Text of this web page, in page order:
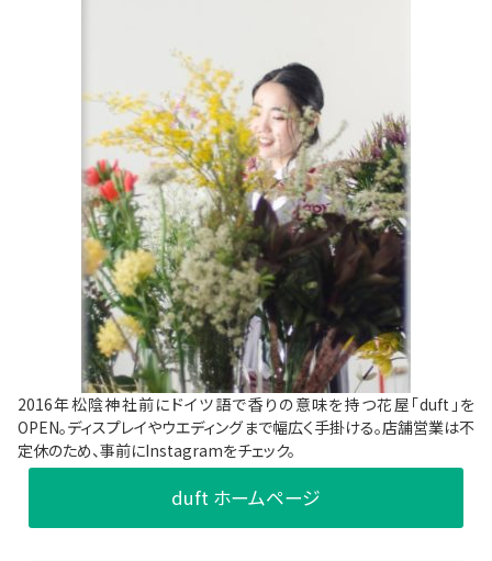
2016年松陰神社前にドイツ語で香りの意味を持つ花屋「duft」を
OPEN。ディスプレイやウエディングまで幅広く手掛ける。店舗営業は不
定休のため、事前にInstagramをチェック。
duft ホームページ